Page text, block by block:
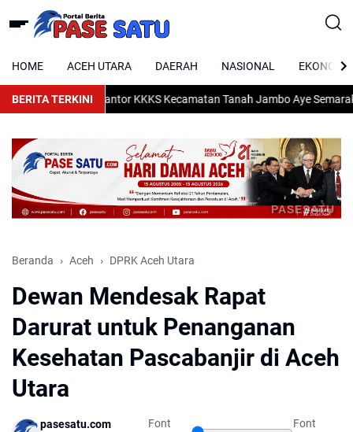
HOME ACEH UTARA DAERAH NASIONAL EKONOMI
BERITA TERKINI
di Aceh UtaraKantor KKKS Kecamatan Tanah Jambo Aye
PASESATU
Beranda Aceh DPRK Aceh Utara
Dewan Mendesak Rapat
Darurat untuk Penanganan
Kesehatan Pascabanjir di Aceh
Utara
pasesatu.com
Font
Font